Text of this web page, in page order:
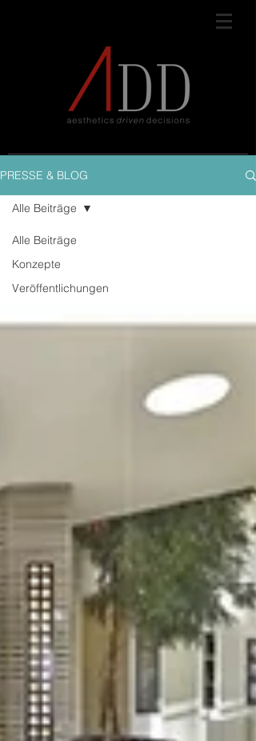
PRESSE & BLOG
Alle Beiträge
Konzepte
Veröffentlichungen
Alle Beiträge